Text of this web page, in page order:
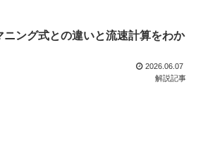
ニング式との違いと流速計算をわか
2026.06.07
解説記事